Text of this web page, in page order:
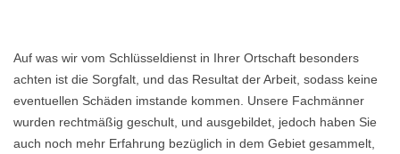
Auf was wir vom Schlüsseldienst in Ihrer Ortschaft besonders
achten ist die Sorgfalt, und das Resultat der Arbeit, sodass keine
eventuellen Schäden imstande kommen. Unsere Fachmänner
wurden rechtmäßig geschult, und ausgebildet, jedoch haben Sie
auch noch mehr Erfahrung bezüglich in dem Gebiet gesammelt,